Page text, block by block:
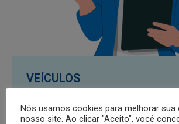
VEÍCULOS
AUTOMÓVEL INDIVIDUAL
Nós usamos cookies para melhorar sua
nosso site. Ao clicar "Aceito", você